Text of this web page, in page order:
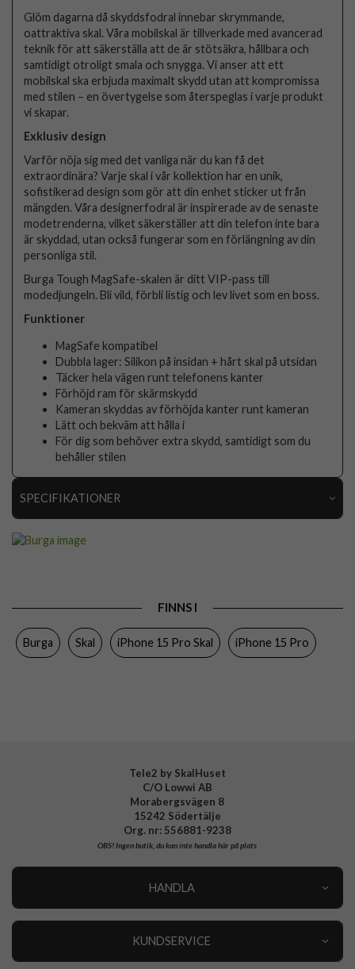
Glöm dagarna då skyddsfodral innebar skrymmande,
oattraktiva skal. Våra mobilskal är tillverkade med avancerad
teknik för att säkerställa att de är stötsäkra, hållbara och
samtidigt otroligt smala och snygga. Vi anser att ett
mobilskal ska erbjuda maximalt skydd utan att kompromissa
med stilen – en övertygelse som återspeglas i varje produkt
vi skapar.
Exklusiv design
Varför nöja sig med det vanliga när du kan få det
extraordinära? Varje skal i vår kollektion har en unik,
sofistikerad design som gör att din enhet sticker ut från
mängden. Våra designerfodral är inspirerade av de senaste
modetrenderna, vilket säkerställer att din telefon inte bara
är skyddad, utan också fungerar som en förlängning av din
personliga stil.
Burga Tough MagSafe-skalen är ditt VIP-pass till
modedjungeln. Bli vild, förbli listig och lev livet som en boss.
Funktioner
MagSafe kompatibel
Dubbla lager: Silikon på insidan + hårt skal på utsidan
Täcker hela vägen runt telefonens kanter
Förhöjd ram för skärmskydd
Kameran skyddas av förhöjda kanter runt kameran
Lätt och bekväm att hålla i
För dig som behöver extra skydd, samtidigt som du
behåller stilen
SPECIFIKATIONER
Material Hårdplast (PC), Mjukplast (TPU)
FINNS I
Burga Skal iPhone 15 Pro Skal iPhone 15 Pro
Tele2 by SkalHuset
C/O Lowwi AB
Morabergsvägen 8
15242 Södertälje
Org. nr: 556881-9238
OBS!Ingen butik, du kan inte handla här på plats
HANDLA
KUNDSERVICE